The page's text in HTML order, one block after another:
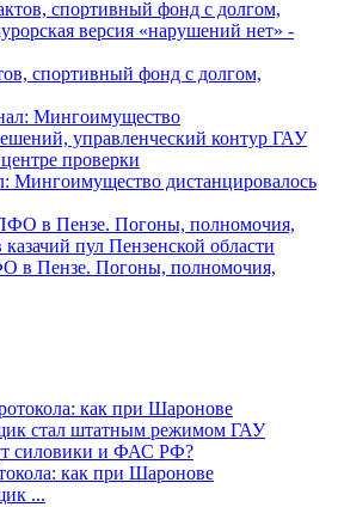
спортивный фонд с долгом,
Мингоимущество дистанцировалось
в Пензе. Погоны, полномочия,
как при Шаронове
...